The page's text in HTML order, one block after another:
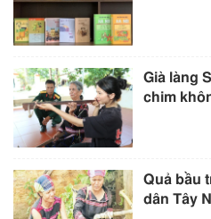
Già làng
chim
Quả bầu
dân Tây